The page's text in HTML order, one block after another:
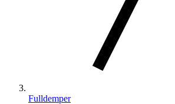
Fulldemper